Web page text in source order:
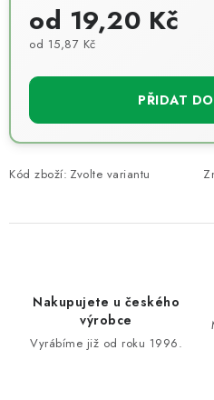
od 19,20 Kč
od 15,87 Kč
PŘIDAT
Kód zboží: Zvolte variantu
Nakupujete u českého
výrobce
Vyrábíme již od roku 1996.